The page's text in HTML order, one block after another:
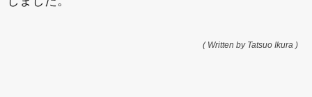
( Written by Tatsuo Ikura )